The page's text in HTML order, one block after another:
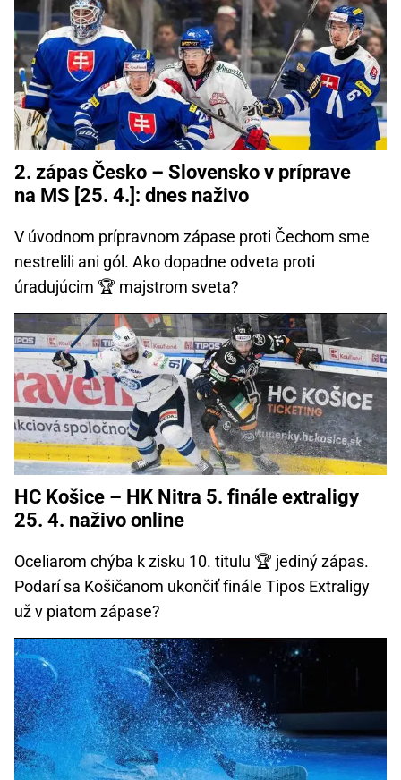
2. zápas Česko – Slovensko v príprave
na MS [25. 4.]: dnes naživo
V úvodnom prípravnom zápase proti Čechom sme
nestrelili ani gól. Ako dopadne odveta proti
úradujúcim 🏆 majstrom sveta?
HC Košice – HK Nitra 5. finále extraligy
25. 4. naživo online
Oceliarom chýba k zisku 10. titulu 🏆 jediný zápas.
Podarí sa Košičanom ukončiť finále Tipos Extraligy
už v piatom zápase?